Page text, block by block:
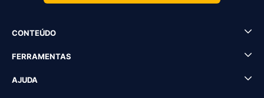
CONTEÚDO
FERRAMENTAS
AJUDA